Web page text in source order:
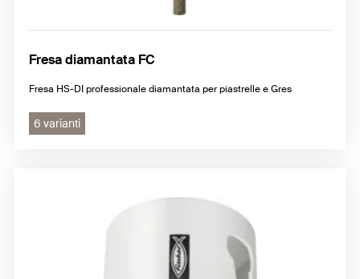
Fresa diamantata FC
Fresa HS-DI professionale diamantata per piastrelle e Gres
6 varianti